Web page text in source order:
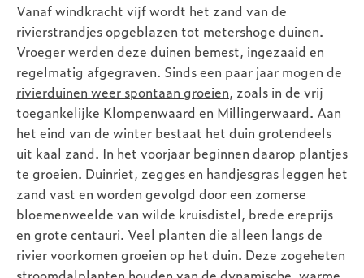
Vanaf windkracht vijf wordt het zand van de
rivierstrandjes opgeblazen tot metershoge duinen.
Vroeger werden deze duinen bemest, ingezaaid en
regelmatig afgegraven. Sinds een paar jaar mogen de
rivierduinen weer spontaan groeien, zoals in de vrij
toegankelijke Klompenwaard en Millingerwaard. Aan
het eind van de winter bestaat het duin grotendeels
uit kaal zand. In het voorjaar beginnen daarop plantjes
te groeien. Duinriet, zegges en handjesgras leggen het
zand vast en worden gevolgd door een zomerse
bloemenweelde van wilde kruisdistel, brede ereprijs
en grote centauri. Veel planten die alleen langs de
rivier voorkomen groeien op het duin. Deze zogeheten